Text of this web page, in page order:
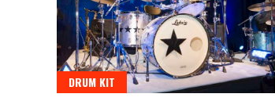
DRUM KIT